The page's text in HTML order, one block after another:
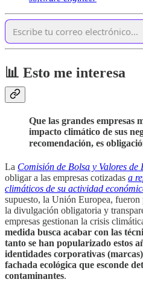
📊 Esto me interesa
Que las grandes empresas
impacto climático de sus
recomendación, es
La Comisión de Bolsa y Valores de
obligar a las empresas cotizadas a
climáticos de su actividad
supuesto, la Unión Europea,
la divulgación obligatoria y
empresas gestionan la crisis
medida busca acabar con las
tanto se han popularizado estos
identidades corporativas
fachada ecológica que esconde
contaminantes.